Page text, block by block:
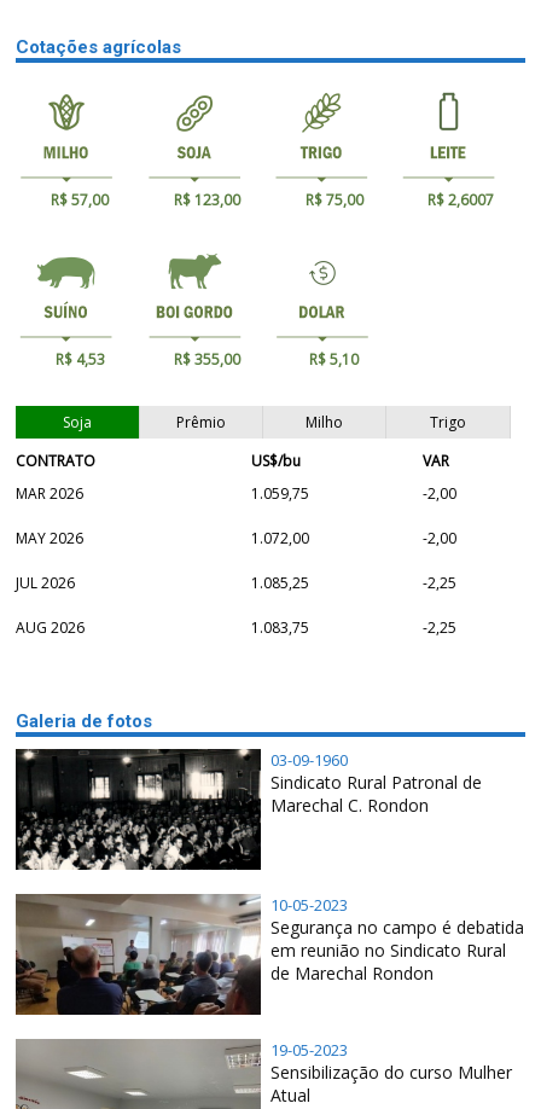
Cotações agrícolas
R$ 57,00 R$ 123,00 R$ 75,00 R$ 2,6007
R$ 4,53 R$ 355,00 R$ 5,10
Soja Prêmio Milho
Trigo
CONTRATO
US$/bu
VAR
MAR 2026
1.059,75 -2,00
MAY 2026 1.072,00 -2,00
JUL 2026 1.085,25 -2,25
AUG 2026 1.083,75 -2,25
Galeria de fotos
03-09-1960
Sindicato Rural Patronal de
Marechal C. Rondon
10-05-2023
Segurança no campo é debatida
em reunião no Sindicato Rural
de Marechal Rondon
19-05-2023
Sensibilização do curso Mulher
Atual